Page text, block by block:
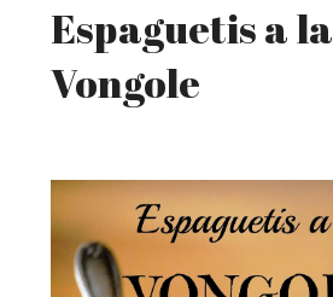
Espaguetis a la
Vongole